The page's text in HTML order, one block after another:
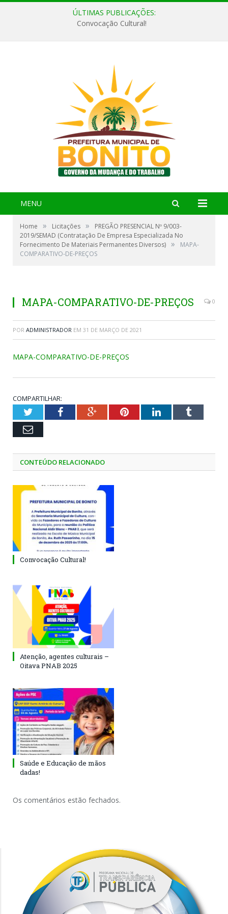
ÚLTIMAS PUBLICAÇÕES:
Convocação Cultural!
MENU
Home » Licitações »
PREGÃO PRESENCIAL Nº 9/003-
2019/SEMAD (Contratação De Empresa Especializada No
Fornecimento De Materiais Permanentes Diversos) »
MAPA-
COMPARATIVO-DE-PREÇOS
MAPA-COMPARATIVO-DE-PREÇOS 0
POR ADMINISTRADOR EM 31 DE MARÇO DE 2021
MAPA-COMPARATIVO-DE-PREÇOS
COMPARTILHAR:
TwitterFacebookGoogle+PinterestLinkedInTumblr
Email
CONTEÚDO RELACIONADO
Convocação Cultural!
Atenção, agentes culturais –
Oitava PNAB 2025
Saúde e Educação de mãos
dadas!
Os comentários estão fechados.